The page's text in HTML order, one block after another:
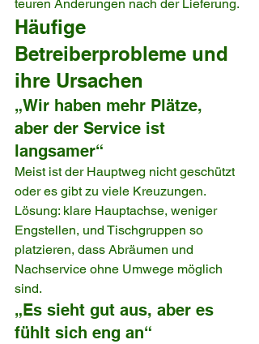
teuren Änderungen nach der Lieferung.
Häufige
Betreiberprobleme und
ihre Ursachen
„Wir haben mehr Plätze,
aber der Service ist
langsamer“
Meist ist der Hauptweg nicht geschützt
oder es gibt zu viele Kreuzungen.
Lösung: klare Hauptachse, weniger
Engstellen, und Tischgruppen so
platzieren, dass Abräumen und
Nachservice ohne Umwege möglich
sind.
„Es sieht gut aus, aber es
fühlt sich eng an“